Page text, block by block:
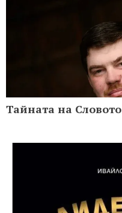
Тайната на Словото